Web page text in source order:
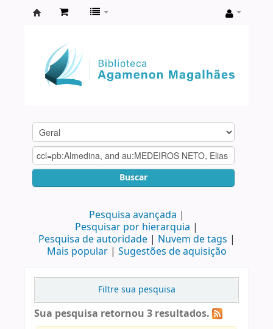
Agamenon
Magalhães
Buscar
Pesquisa avançada
Pesquisar por hierarquia
Pesquisa de autoridade
Nuvem de tags
Mais popular
Sugestões de aquisição
Filtre sua pesquisa
Sua pesquisa retornou 3 resultados.